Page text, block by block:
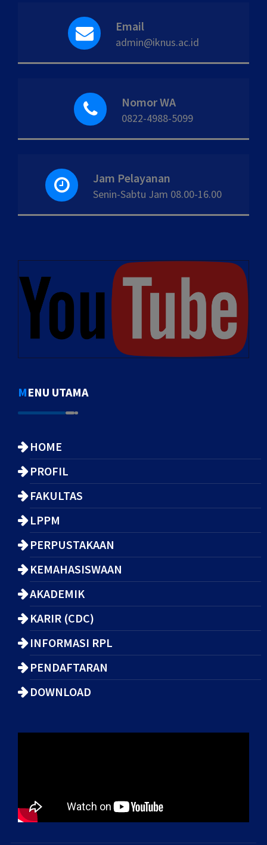
Email
admin@iknus.ac.id
Nomor WA
0822-4988-5099
Jam Pelayanan
Senin-Sabtu Jam 08.00-16.00
MENU UTAMA
HOME
PROFIL
FAKULTAS
LPPM
PERPUSTAKAAN
KEMAHASISWAAN
AKADEMIK
KARIR (CDC)
INFORMASI RPL
PENDAFTARAN
DOWNLOAD